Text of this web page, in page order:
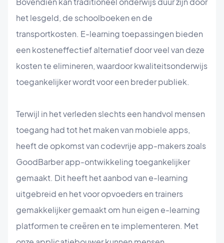
het lesgeld, de schoolboeken en de
transportkosten. E-learning toepassingen bieden
een kosteneffectief alternatief door veel van deze
kosten te elimineren, waardoor kwaliteitsonderwijs
toegankelijker wordt voor een breder publiek.
Terwijl in het verleden slechts een handvol mensen
toegang had tot het maken van mobiele apps,
heeft de opkomst van codevrije app-makers zoals
GoodBarber app-ontwikkeling toegankelijker
gemaakt. Dit heeft het aanbod van e-learning
uitgebreid en het voor opvoeders en trainers
gemakkelijker gemaakt om hun eigen e-learning
platformen te creëren en te implementeren. Met